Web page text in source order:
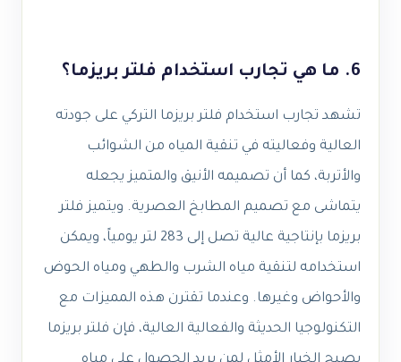
6. ما هي تجارب استخدام فلتر بريزما؟
تشهد تجارب استخدام فلتر بريزما التركي على جودته
العالية وفعاليته في تنقية المياه من الشوائب
والأتربة، كما أن تصميمه الأنيق والمتميز يجعله
يتماشى مع تصميم المطابخ العصرية. ويتميز فلتر
بريزما بإنتاجية عالية تصل إلى 283 لتر يومياً، ويمكن
استخدامه لتنقية مياه الشرب والطهي ومياه الحوض
والأحواض وغيرها. وعندما تقترن هذه المميزات مع
التكنولوجيا الحديثة والفعالية العالية، فإن فلتر بريزما